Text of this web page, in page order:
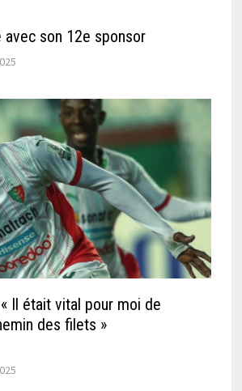
avec son 12e sponsor
Il était vital pour moi de
chemin des filets »